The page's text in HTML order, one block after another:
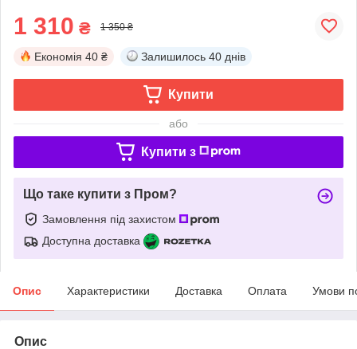
1 310 ₴ 1 350 ₴
Економія 40 ₴ Залишилось 40 днів
Купити
або
Купити з
Що таке купити з Пром?
Замовлення під захистом
Доступна доставка
Опис Характеристики Доставка Оплата Умови
Опис